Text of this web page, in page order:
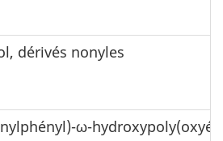
dérivés nonyles
ω-